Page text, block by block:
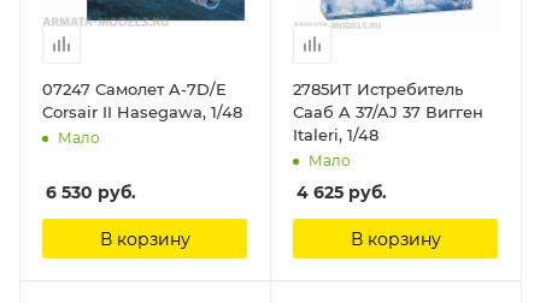
07247 Самолет A-7D/E
Corsair II Hasegawa, 1/48
Мало
6 530 руб.
В корзину
2785ИТ Истребитель
Сааб A 37/AJ 37 Вигген
Italeri, 1/48
Мало
4 625 руб.
В корзину